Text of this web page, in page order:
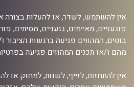
אין להשתמש, לשדר, או להעלות בצורה
פוגעניים, מאיימים, גזעניים, מסיתים,
בוטים, המהווים פגיעה ברגשות
מהם ו/או תכנים המהווים פגיעה
אין להתחזות, לזייף, לשנות, למחוק או